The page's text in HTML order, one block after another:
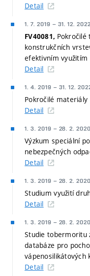
Detail
1. 7. 2019 – 31. 12. 2022
FV40081, Pokročilé
konstrukčních
efektivním
Detail
1. 4. 2019 – 31. 12.
Pokročilé materiály
Detail
1. 3. 2019 – 28. 2. 2020
Výzkum speciální
nebezpečných
Detail
1. 3. 2019 – 28. 2. 2020
Studium využití
Detail
1. 3. 2019 – 28. 2. 2020
Studie tobermoritu
databáze pro
vápenosilikátových
Detail